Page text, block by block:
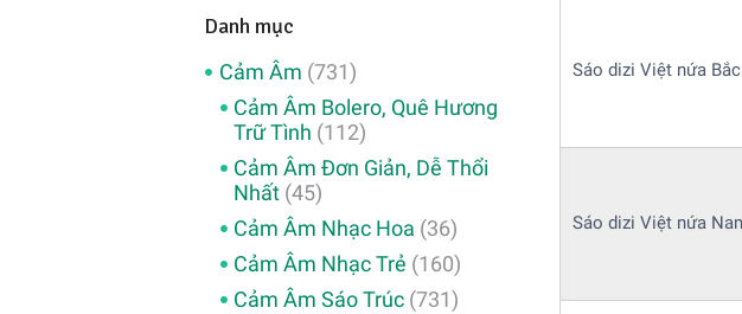
Sáo dizi Việt nứa Bắc
Sáo dizi Việt nứa
Danh mục
Cảm Âm (731)
Cảm Âm Bolero, Quê Hương
Trữ Tình (112)
Cảm Âm Đơn Giản, Dễ Thổi
Nhất (45)
Cảm Âm Nhạc Hoa (36)
Cảm Âm Nhạc Trẻ (160)
Cảm Âm Sáo Trúc (731)